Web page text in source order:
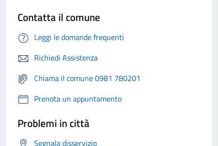
Contatta il comune
Leggi le domande frequenti
Richiedi Assistenza
Chiama il comune 0981 780201
Prenota un appuntamento
Problemi in città
Segnala disservizio